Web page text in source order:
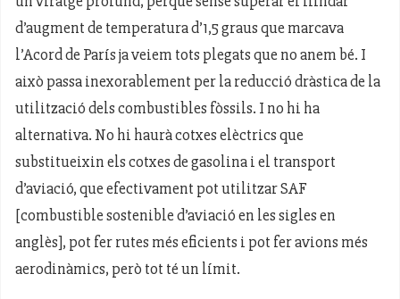
d’augment de temperatura d’1,5 graus que marcava
l’Acord de París ja veiem tots plegats que no anem bé. I
això passa inexorablement per la reducció dràstica de la
utilització dels combustibles fòssils. I no hi ha
alternativa. No hi haurà cotxes elèctrics que
substitueixin els cotxes de gasolina i el transport
d’aviació, que efectivament pot utilitzar SAF
[combustible sostenible d’aviació en les sigles en
anglès], pot fer rutes més eficients i pot fer avions més
aerodinàmics, però tot té un límit.